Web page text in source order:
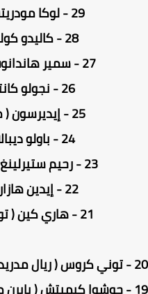
29 - لوكا مودريتش ( ريال مدريد ) 87
28 - كاليدو كوليبالي ( نابولي ) 88
27 - سمير هاندانوفيتش ( إنتر ميلان ) 88
26 - نجولو كانتي ( تشيلسي ) 88
25 - إيديرسون ( مانشستر سيتي ) 88
24 - باولو ديبالا ( يوفينتوس ) 88
23 - رحيم ستيرلينغ ( مانشستر سيتي ) 88
22 - إيدين هازارد ( ريال مدريد ) 88